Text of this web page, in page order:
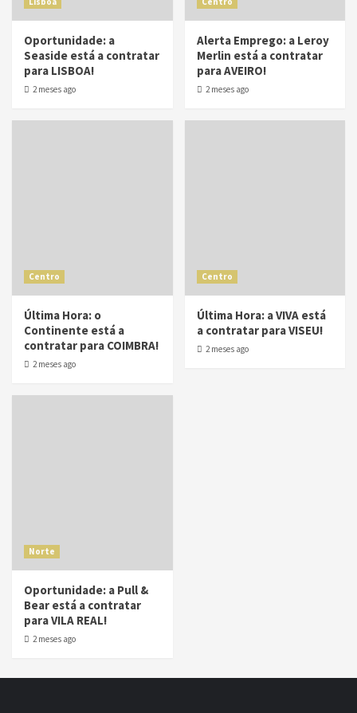
Oportunidade: a
Seaside está a contratar
para LISBOA!
2 meses ago
Alerta Emprego: a Leroy
Merlin está a contratar
para AVEIRO!
2 meses ago
Centro
Última Hora: o
Continente está a
contratar para COIMBRA!
2 meses ago
Centro
Última Hora: a VIVA está
a contratar para VISEU!
2 meses ago
Norte
Oportunidade: a Pull &
Bear está a contratar
para VILA REAL!
2 meses ago